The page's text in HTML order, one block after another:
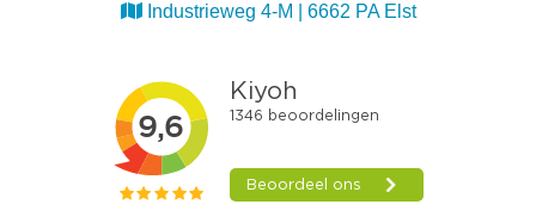
Industrieweg 4-M | 6662 PA Elst